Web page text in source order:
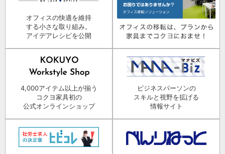
オフィスの快適を維持
する小さな取り組み。
アイデアレシピを公開
4,000アイテム以上が揃う
コクヨ家具初の
公式オンラインショップ
ビジネスパーソンの
スキルと視野を拡げる
情報サイト